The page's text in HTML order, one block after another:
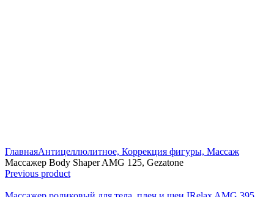
ГлавнаяАнтицеллюлитное, Коррекция фигуры, Массаж
Массажер Body Shaper AMG 125, Gezatone
Previous product